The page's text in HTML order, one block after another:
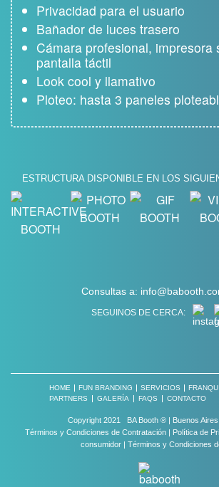
Privacidad para el usuario
Bañador de luces trasero
Cámara profesional, impresora
pantalla táctil
Look cool y llamativo
Ploteo: hasta 3 paneles
ESTRUCTURA DISPONIBLE EN LOS
Consultas a:
SEGUINOS DE CERCA:
HOME FUN BRANDING SERVICIOS
PARTNERS
GALERÍA FAQS CONTACTO
Copyright 2021 BA Booth ® | Buenos Aires
Términos y Condiciones de Contratación
Política de
consumidor
Términos y Condiciones